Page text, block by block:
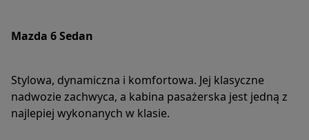
Mazda 6 Sedan
Stylowa, dynamiczna i komfortowa. Jej klasyczne
nadwozie zachwyca, a kabina pasażerska jest jedną z
najlepiej wykonanych w klasie.